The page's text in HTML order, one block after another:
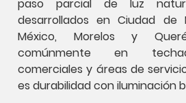
paso parcial de luz
desarrollados en Ciudad de
México, Morelos y
comúnmente en
comerciales y áreas de
es durabilidad con iluminación